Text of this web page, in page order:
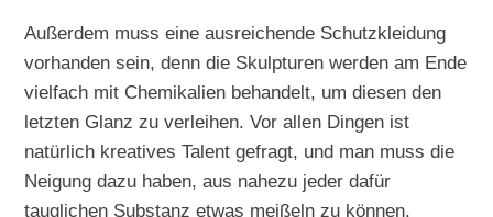
Außerdem muss eine ausreichende Schutzkleidung
vorhanden sein, denn die Skulpturen werden am Ende
vielfach mit Chemikalien behandelt, um diesen den
letzten Glanz zu verleihen. Vor allen Dingen ist
natürlich kreatives Talent gefragt, und man muss die
Neigung dazu haben, aus nahezu jeder dafür
tauglichen Substanz etwas meißeln zu können.